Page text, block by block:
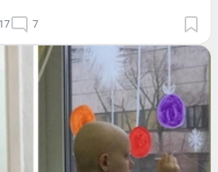
7